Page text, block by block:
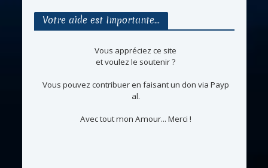
Votre aide est Importante…
Vous appréciez ce site
et voulez le soutenir ?
Vous pouvez contribuer en faisant un don via Payp
al.
Avec tout mon Amour... Merci !